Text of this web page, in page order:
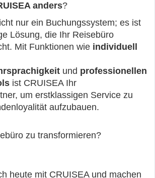
anders?
nur ein Buchungssystem; es ist
Lösung, die Ihr Reisebüro
Mit Funktionen wie individuell
und professionellen
ist CRUISEA Ihr
um erstklassigen Service zu
aufzubauen.
zu transformieren?
heute mit CRUISEA und machen